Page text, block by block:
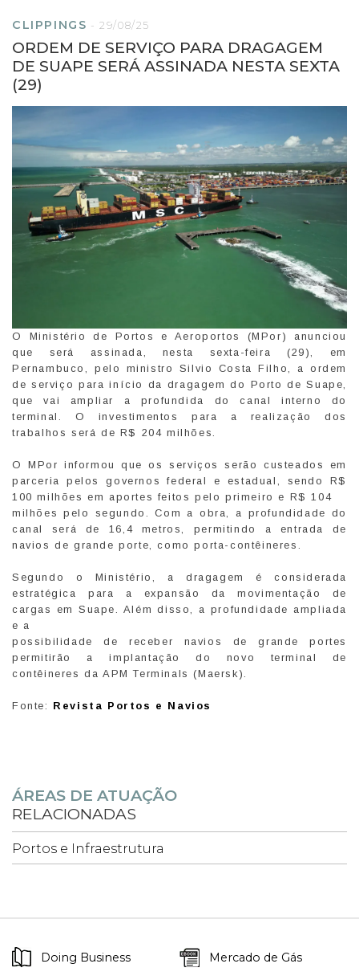
CLIPPINGS - 29/08/25
ORDEM DE SERVIÇO PARA DRAGAGEM
DE SUAPE SERÁ ASSINADA NESTA SEXTA
(29)
O Ministério de Portos e Aeroportos (MPor) anunciou
que será assinada, nesta sexta-feira (29), em
Pernambuco, pelo ministro Silvio Costa Filho, a ordem
de serviço para início da dragagem do Porto de Suape,
que vai ampliar a profundida do canal interno do
terminal. O investimentos para a realização dos
trabalhos será de R$ 204 milhões.
O MPor informou que os serviços serão custeados em
parceria pelos governos federal e estadual, sendo R$
100 milhões em aportes feitos pelo primeiro e R$ 104
milhões pelo segundo. Com a obra, a profundidade do
canal será de 16,4 metros, permitindo a entrada de
navios de grande porte, como porta-contêineres.
Segundo o Ministério, a dragagem é considerada
estratégica para a expansão da movimentação de
cargas em Suape. Além disso, a profundidade ampliada
e a
possibilidade de receber navios de grande portes
permitirão a implantação do novo terminal de
contêineres da APM Terminals (Maersk).
Fonte: Revista Portos e Navios
ÁREAS DE ATUAÇÃO
RELACIONADAS
Portos e Infraestrutura
Doing Business Mercado de Gás